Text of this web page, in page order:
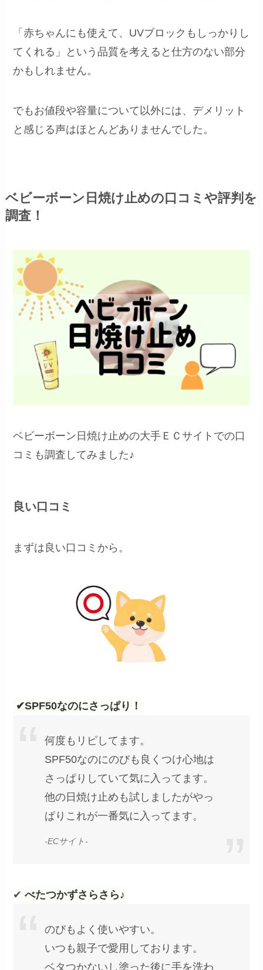
「赤ちゃんにも使えて、UVブロックもしっかりし
てくれる」という品質を考えると仕方のない部分
かもしれません。
でもお値段や容量について以外には、デメリット
と感じる声はほとんどありませんでした。
ベビーボーン日焼け止めの口コミや評判を
調査！
ベビーボーン日焼け止めの大手ＥＣサイトでの口
コミも調査してみました♪
良い口コミ
まずは良い口コミから。
✔SPF50なのにさっぱり！
何度もリピしてます。
SPF50なのにのびも良くつけ心地は
さっぱりしていて気に入ってます。
他の日焼け止めも試しましたがやっ
ぱりこれが一番気に入ってます。
-ECサイト-
✔ べたつかずさらさら♪
のびもよく使いやすい。
いつも親子で愛用しております。
ベタつかないし塗った後に手を洗わ